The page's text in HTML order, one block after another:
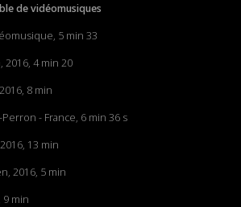
de vidéomusiques
5 min 33
2016, 4 min 20
8 min
- France, 6 min 36 s
13 min
2016, 5 min
9 min